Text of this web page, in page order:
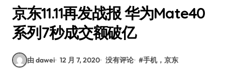
京东11.11再发战报 华为Mate40
系列7秒成交额破亿
由 dawei 12 月 7, 2020 没有评论 #手机，京东